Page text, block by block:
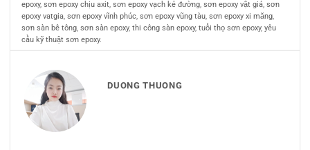
epoxy,sơn epoxy chịu axit,sơn epoxy vạch kẻ đường,sơn epoxy vật giá,sơn
epoxy vatgia,sơn epoxy vĩnh phúc,sơn epoxy vũng tàu,sơn epoxy xi măng,
sơn sàn bê tông,sơn sàn epoxy,thi công sàn epoxy,tuổi thọ sơn epoxy,yêu
cầu kỹ thuật sơn epoxy.
DUONG THUONG